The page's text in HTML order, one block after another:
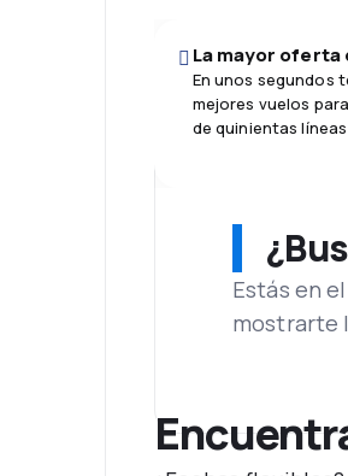
La mayor oferta
En unos segundos
mejores vuelos
de quinientas
Estás en
mostrarte